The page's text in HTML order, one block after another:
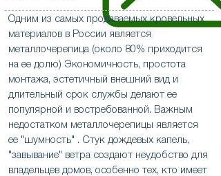
Одним из самых продаваемых кровельных
материалов в России является
металлочерепица (около 80% приходится
на ее долю) Экономичность, простота
монтажа, эстетичный внешний вид и
длительный срок службы делают ее
популярной и востребованной. Важным
недостатком металлочерепицы является
ее "шумность" . Стук дождевых капель,
"завывание" ветра создают неудобство для
владельцев домов, особенно тех, кто имеет